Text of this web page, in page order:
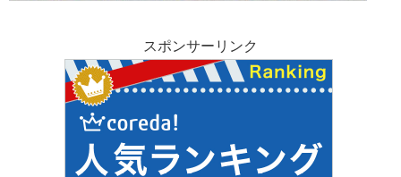
スポンサーリンク